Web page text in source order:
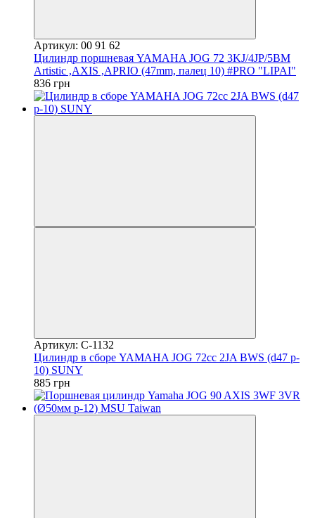
Артикул: 00 91 62
Цилиндр поршневая YAMAHA JOG 72 3KJ/4JP/5BM
Artistic ,AXIS ,APRIO (47mm, палец 10) #PRO "LIPAI"
836 грн
Артикул: C-1132
Цилиндр в сборе YAMAHA JOG 72cc 2JA BWS (d47 p-
10) SUNY
885 грн